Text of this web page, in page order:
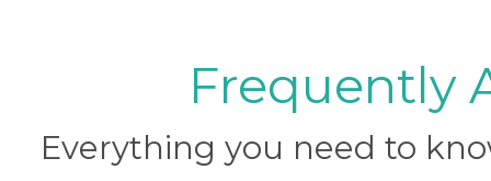
Frequently
Everything you need to